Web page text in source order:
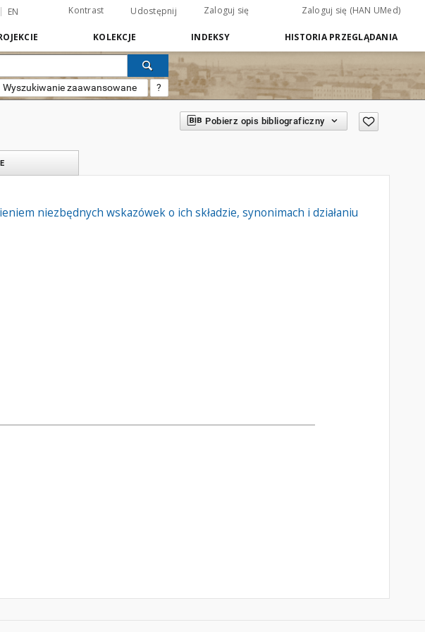
EN Kontrast Udostępnij Zaloguj się Zaloguj się (HAN UMed)
KOLEKCJE INDEKSY HISTORIA PRZEGLĄDANIA
Wyszukiwanie zaawansowane ?
Pobierz opis bibliograficzny
niezbędnych wskazówek o ich składzie, synonimach i działaniu